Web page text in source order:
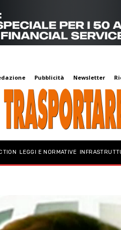
Pubblicità Newsletter
LEGGI E NORMATIVE